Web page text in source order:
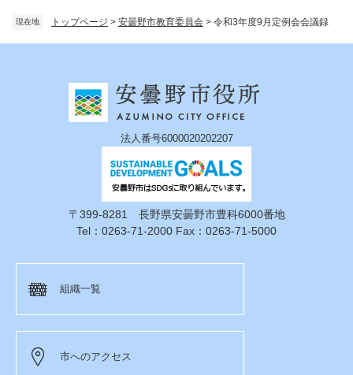
現在地 トップページ > 安曇野市教育委員会 > 令和3年度9月定例会会議録
法人番号6000020202207
〒399-8281 長野県安曇野市豊科6000番地
Tel：0263-71-2000 Fax：0263-71-5000
組織一覧
市へのアクセス